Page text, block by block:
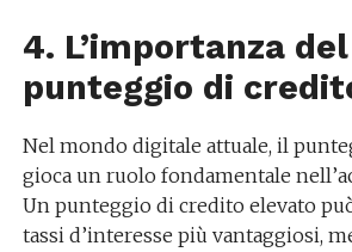
4. L’importanza del
punteggio di
Nel mondo digitale attuale, il
gioca un ruolo fondamentale
Un punteggio di credito elevato
tassi d’interesse più vantaggiosi,